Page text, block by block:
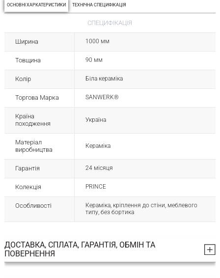
ОСНОВНІ ХАРКАТЕРИСТИКИ ТЕХНІЧНА СПЕЦИФІКАЦІЯ
СПЕЦИФІКАЦІЯ
Ширина 1000 мм
Товщина 90 мм
Колір Біла кераміка
Торгова Марка SANWERK®
Країна
походження
Україна
Матеріал
виробництва
Кераміка
Гарантія 24 місяця
Колекція PRINCE
Особливості
Кераміка, кріплення до стіни, меблевого
типу, без бортика
ДОСТАВКА, СПЛАТА, ГАРАНТІЯ, ОБМІН ТА
ПОВЕРНЕННЯ